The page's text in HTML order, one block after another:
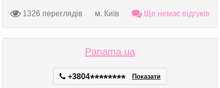
1326 переглядів м. Київ Ще немає відгуків
Panama.ua
+3804******** Показати